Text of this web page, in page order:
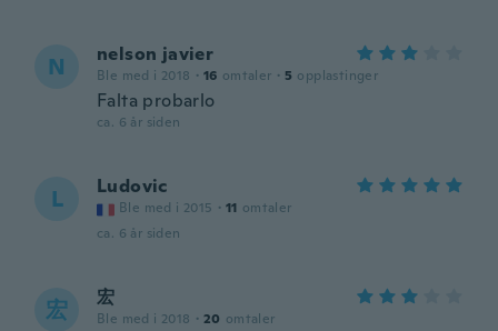
N nelson javier
Ble med i 2018 · 16 omtaler · 5 opplastinger
Falta probarlo
ca. 6 år siden
L Ludovic
Ble med i 2015 · 11 omtaler
ca. 6 år siden
宏 宏
Ble med i 2018 · 20 omtaler